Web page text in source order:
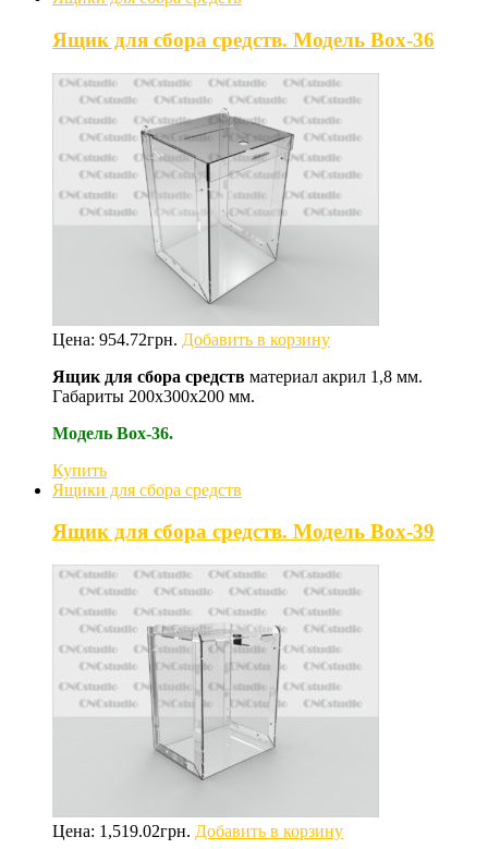
Ящик для сбора средств. Модель Box-36
Цена: 954.72грн. Добавить в корзину
Ящик для сбора средств материал акрил 1,8 мм.
Габариты 200х300х200 мм.
Модель Box-36.
Купить
Ящики для сбора средств
Ящик для сбора средств. Модель Box-39
Цена: 1,519.02грн. Добавить в корзину